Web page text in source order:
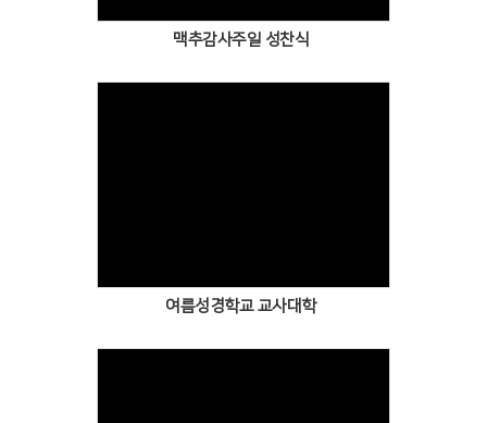
맥추감사주일 성찬식
여름성경학교 교사대학